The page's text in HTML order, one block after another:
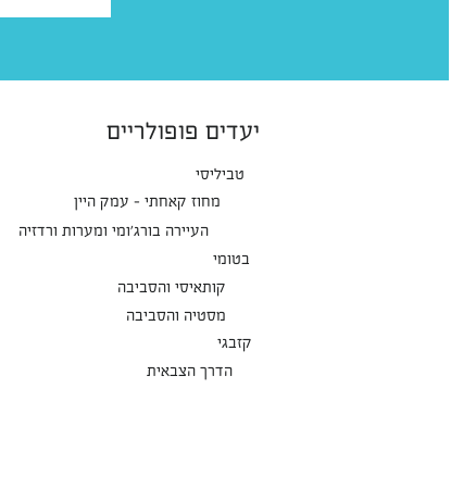
יעדים פופולריים
טביליסי
מחוז קאחתי - עמק היין
העיירה בורג'ומי ומערות ורדזיה
בטומי
קותאיסי והסביבה
מסטיה והסביבה
קזבגי
הדרך הצבאית